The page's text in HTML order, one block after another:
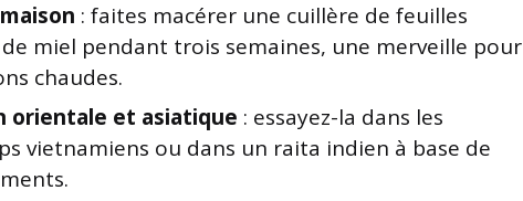
: faites macérer une cuillère de feuilles
miel pendant trois semaines, une merveille pour
chaudes.
orientale et asiatique : essayez-la dans les
vietnamiens ou dans un raita indien à base de